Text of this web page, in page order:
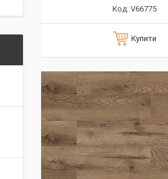
V66775
Купити